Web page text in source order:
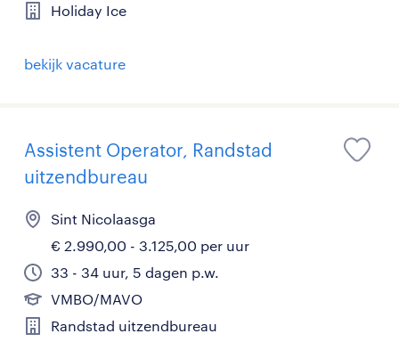
Holiday Ice
bekijk vacature
Assistent Operator, Randstad
uitzendbureau
Sint Nicolaasga
€ 2.990,00 - 3.125,00 per uur
33 - 34 uur, 5 dagen p.w.
VMBO/MAVO
Randstad uitzendbureau